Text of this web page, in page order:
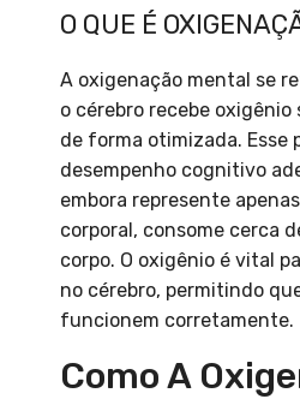
O QUE É
A oxigenação mental se
o cérebro recebe
de forma otimizada. Esse
desempenho cognitivo
embora represente
corporal, consome cerca
corpo. O oxigênio é vital
no cérebro, permitindo
funcionem corretamente.
Como A